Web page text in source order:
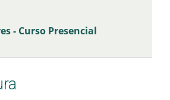
- Curso Presencial